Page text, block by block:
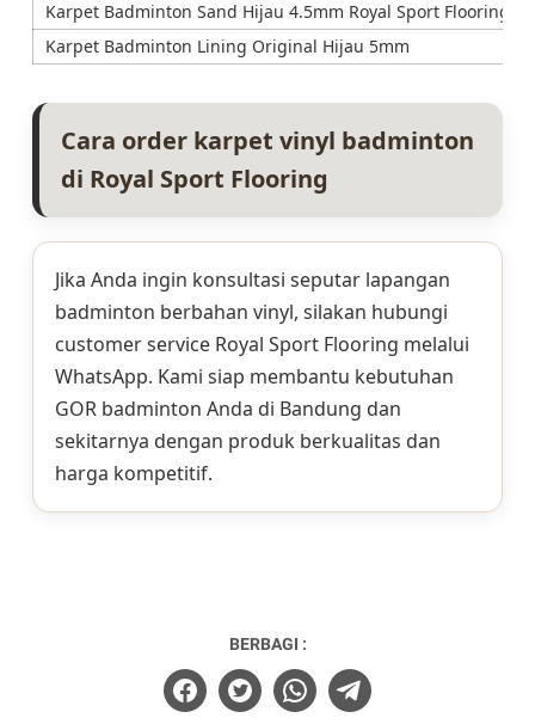
Karpet Badminton Sand Hijau 4.5mm Royal Sport Flooring
Karpet Badminton Lining Original Hijau 5mm
Cara order karpet vinyl badminton
di Royal Sport Flooring
Jika Anda ingin konsultasi seputar lapangan
badminton berbahan vinyl, silakan hubungi
customer service Royal Sport Flooring melalui
WhatsApp. Kami siap membantu kebutuhan
GOR badminton Anda di Bandung dan
sekitarnya dengan produk berkualitas dan
harga kompetitif.
BERBAGI :